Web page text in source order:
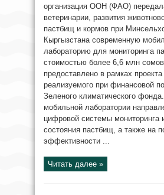
организация ООН (ФАО)
ветеринарии, развития
пастбищ и кормов при
Кыргызстана современную
лабораторию для мониторинга
стоимостью более 6,6 млн
предоставлено в рамках
реализуемого при финансовой
Зеленого климатического
мобильной лаборатории
цифровой системы мониторинга
состояния пастбищ, а также на
эффективности ...
Читать далее »